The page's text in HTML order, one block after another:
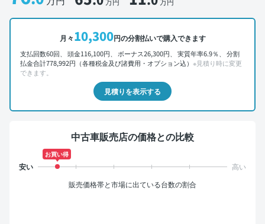
月々10,300円の分割払いで購入できます
支払回数60回、 頭金116,100円、 ボーナス26,300円、 実質年率6.9％、 分割
払金合計778,992円（各種税金及び諸費用・オプション込） ※見積り時に変更
できます。
見積りを表示する
中古車販売店の価格との比較
お買い得
販売価格帯と市場に出ている台数の割合